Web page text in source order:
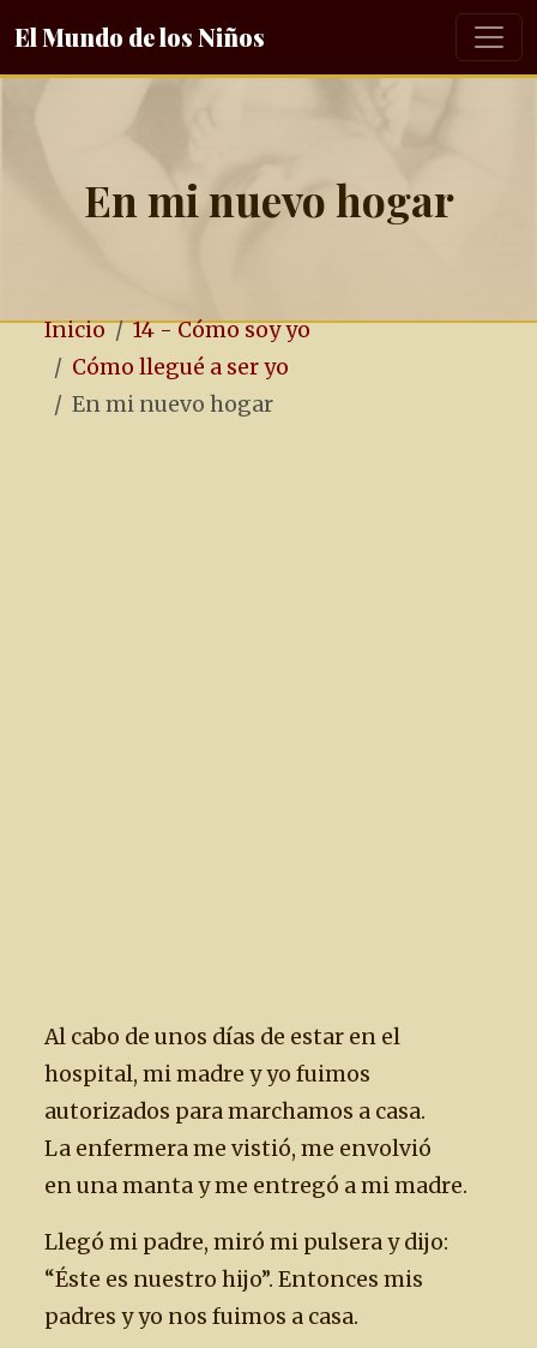
El Mundo de los Niños
En mi nuevo hogar
Inicio
14 - Cómo soy yo
Cómo llegué a ser yo
En mi nuevo hogar
Al cabo de unos días de estar en el
hospital, mi madre y yo fuimos
autorizados para marchamos a casa.
La enfermera me vistió, me envolvió
en una manta y me entregó a mi madre.
Llegó mi padre, miró mi pulsera y dijo:
“Éste es nuestro hijo”. Entonces mis
padres y yo nos fuimos a casa.